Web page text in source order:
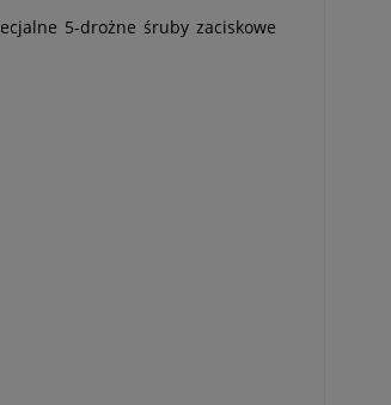
5-drożne śruby zaciskowe